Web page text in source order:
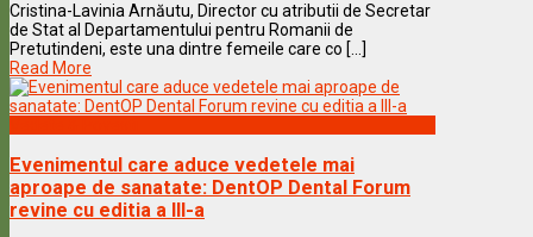
Cristina-Lavinia Arnăutu, Director cu atributii de Secretar
de Stat al Departamentului pentru Romanii de
Pretutindeni, este una dintre femeile care co [...]
Read More
Evenimentul care aduce vedetele mai
aproape de sanatate: DentOP Dental Forum
revine cu editia a III-a